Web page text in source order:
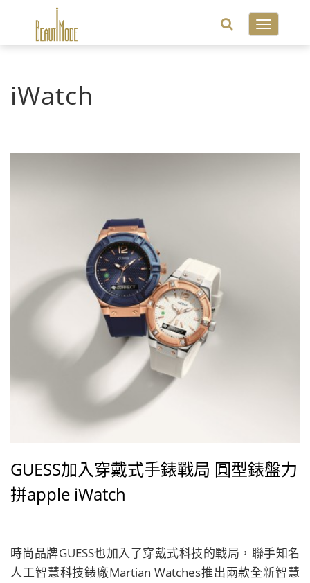
Toggle
iWatch
GUESS加入穿戴式手錶戰局 圓型錶盤力
拼apple iWatch
時尚品牌GUESS也加入了穿戴式科技的戰局，聯手知名
人工智慧科技錶廠Martian Watches推出兩款全新智慧